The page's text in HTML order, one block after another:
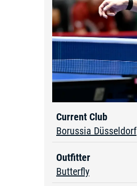
Current Club
Borussia Düsseldorf
Outfitter
Butterfly